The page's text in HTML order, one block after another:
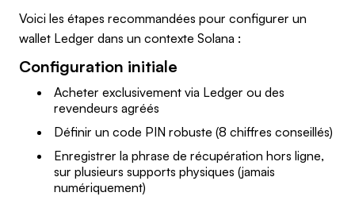
Voici les étapes recommandées pour configurer un
wallet Ledger dans un contexte Solana :
Configuration initiale
Acheter exclusivement via Ledger ou des
revendeurs agréés
Définir un code PIN robuste (8 chiffres conseillés)
Enregistrer la phrase de récupération hors ligne,
sur plusieurs supports physiques (jamais
numériquement)